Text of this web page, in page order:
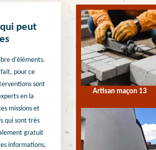
peut
d'éléments.
fait, pour ce
sont
en la
missions et
qui sont très
gratuit
informations,
Artisan maçon 13